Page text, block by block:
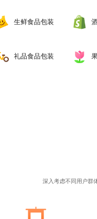
生鲜食品包装
‌礼品食品包装
深入考虑不同用户群